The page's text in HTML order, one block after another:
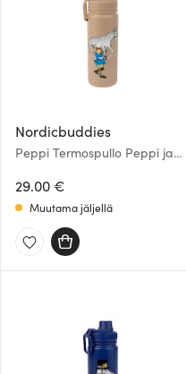
Nordicbuddies
Peppi Termospullo Peppi ja
29.00 €
Muutama jäljellä